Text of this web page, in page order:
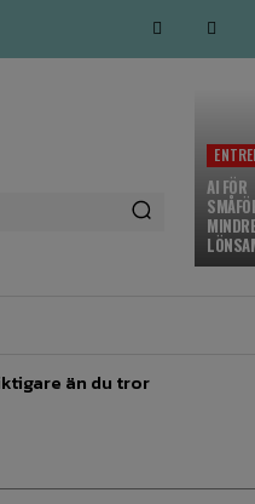
AI FÖR
än du tror